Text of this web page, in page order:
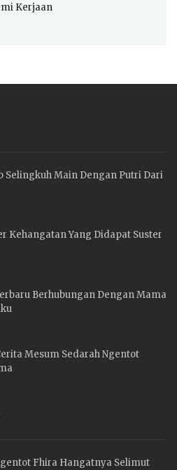
Kerjaan
Selingkuh Main Dengan Putri Dari
Kehangatan Yang Didapat Suster
Berhubungan Dengan Mama
Mesum Sedarah Ngentot
Fhira Hangatnya Selimut